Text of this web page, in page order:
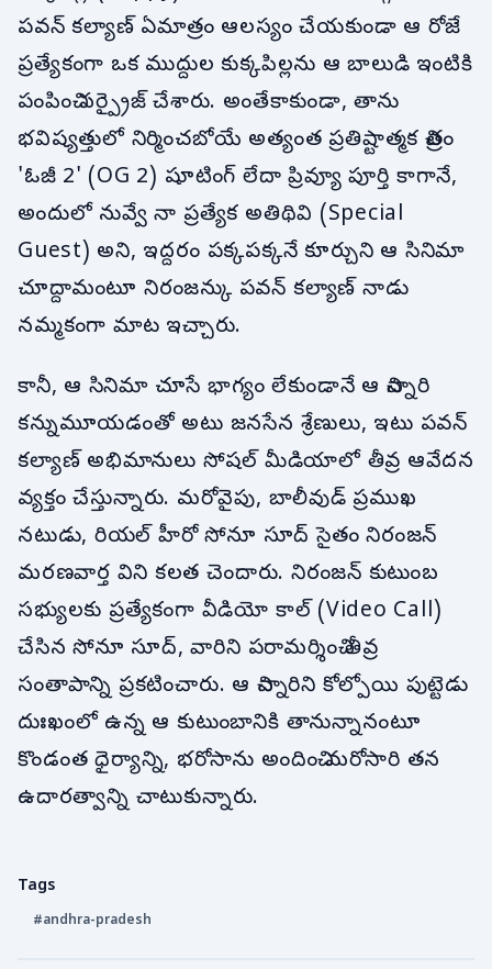
పవన్ కల్యాణ్ ఏమాత్రం ఆలస్యం చేయకుండా ఆ రోజే
ప్రత్యేకంగా ఒక ముద్దుల కుక్కపిల్లను ఆ బాలుడి ఇంటికి
పంపించి సర్ప్రైజ్ చేశారు. అంతేకాకుండా, తాను
భవిష్యత్తులో నిర్మించబోయే అత్యంత ప్రతిష్టాత్మక చిత్రం
'ఓజీ 2' (OG 2) షూటింగ్ లేదా ప్రివ్యూ పూర్తి కాగానే,
అందులో నువ్వే నా ప్రత్యేక అతిథివి (Special
Guest) అని, ఇద్దరం పక్కపక్కనే కూర్చుని ఆ సినిమా
చూద్దామంటూ నిరంజన్కు పవన్ కల్యాణ్ నాడు
నమ్మకంగా మాట ఇచ్చారు.
కానీ, ఆ సినిమా చూసే భాగ్యం లేకుండానే ఆ చిన్నారి
కన్నుమూయడంతో అటు జనసేన శ్రేణులు, ఇటు పవన్
కల్యాణ్ అభిమానులు సోషల్ మీడియాలో తీవ్ర ఆవేదన
వ్యక్తం చేస్తున్నారు. మరోవైపు, బాలీవుడ్ ప్రముఖ
నటుడు, రియల్ హీరో సోనూ సూద్ సైతం నిరంజన్
మరణవార్త విని కలత చెందారు. నిరంజన్ కుటుంబ
సభ్యులకు ప్రత్యేకంగా వీడియో కాల్ (Video Call)
చేసిన సోనూ సూద్, వారిని పరామర్శించి తీవ్ర
సంతాపాన్ని ప్రకటించారు. ఆ చిన్నారిని కోల్పోయి పుట్టెడు
దుఃఖంలో ఉన్న ఆ కుటుంబానికి తానున్నానంటూ
కొండంత ధైర్యాన్ని, భరోసాను అందించి మరోసారి తన
ఉదారత్వాన్ని చాటుకున్నారు.
Tags
#andhra-pradesh